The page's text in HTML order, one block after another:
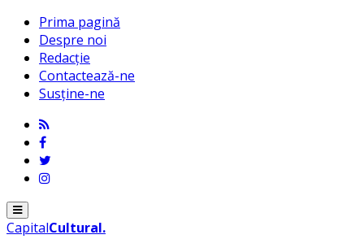
Prima pagină
Despre noi
Redacție
Contactează-ne
Susține-ne
Menu
CapitalCultural.